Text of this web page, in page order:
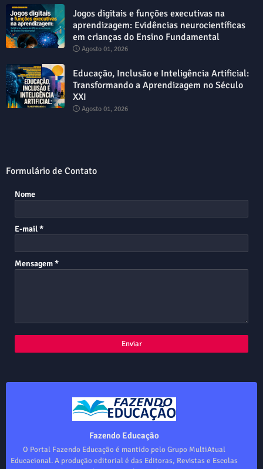
Jogos digitais e funções executivas na
aprendizagem: Evidências neurocientíficas
em crianças do Ensino Fundamental
Agosto 01, 2026
Educação, Inclusão e Inteligência Artificial:
Transformando a Aprendizagem no Século
XXI
Agosto 01, 2026
Formulário de Contato
Nome
E-mail*
Mensagem*
Fazendo Educação
O Portal Fazendo Educação é mantido pelo Grupo MultiAtual
Educacional. A produção editorial é das Editoras, Revistas e Escolas